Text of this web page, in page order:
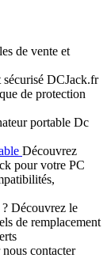
de vente et
DCJack.fr
de protection
portable Dc
Découvrez
pour votre PC
Découvrez le
de remplacement
contacter